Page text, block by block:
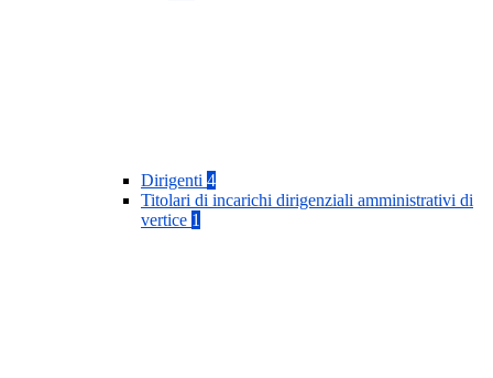
Dirigenti 4
Titolari di incarichi dirigenziali amministrativi di
vertice 1